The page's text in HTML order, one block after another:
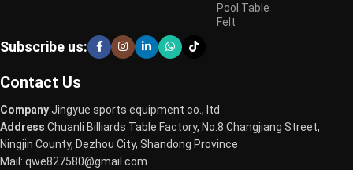
Pool Table
Felt
Subscribe us:
Contact Us
Company:Jingyue sports equipment co., ltd
Address:Chuanli Billiards Table Factory, No.8 Changjiang Street,
Ningjin County, Dezhou City, Shandong Province
Mail: qwe827580@gmail.com